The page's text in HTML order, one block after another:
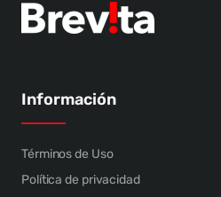
Información
Términos de Uso
Política de privacidad